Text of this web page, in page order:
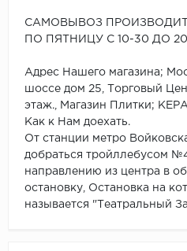
САМОВЫВОЗ
ПО ПЯТНИЦУ С 10-30 ДО
Адрес Нашего магазина;
шоссе дом 25, Торговый
этаж., Магазин Плитки;
Как к Нам доехать.
От станции метро
добраться тройллебусом
направлению из центра в
остановку, Остановка на
называется "Театральный